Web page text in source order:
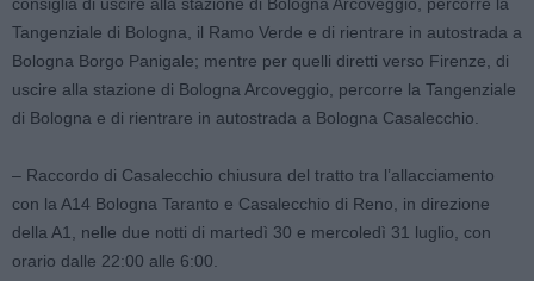
Tangenziale di Bologna, il Ramo Verde e di rientrare in autostrada a
Bologna Borgo Panigale; mentre per quelli diretti verso Firenze, di
uscire alla stazione di Bologna Arcoveggio, percorre la Tangenziale
di Bologna e di rientrare in autostrada a Bologna Casalecchio.
– Raccordo di Casalecchio chiusura del tratto tra l’allacciamento
con la A14 Bologna Taranto e Casalecchio di Reno, in direzione
della A1, nelle due notti di martedì 30 e mercoledì 31 luglio, con
orario dalle 22:00 alle 6:00.